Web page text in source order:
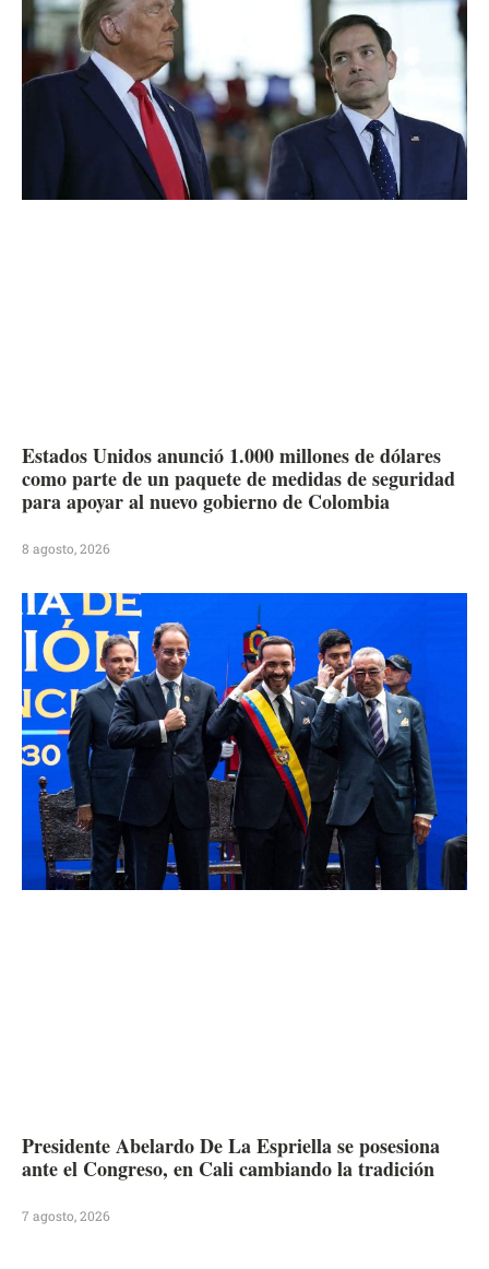
Estados Unidos anunció 1.000 millones de dólares
como parte de un paquete de medidas de seguridad
para apoyar al nuevo gobierno de Colombia
8 agosto, 2026
Presidente Abelardo De La Espriella se posesiona
ante el Congreso, en Cali cambiando la tradición
7 agosto, 2026